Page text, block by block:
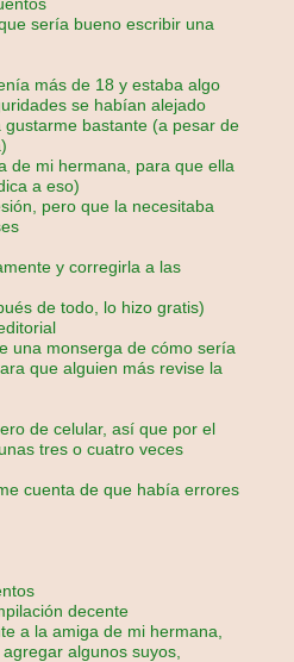
sería bueno escribir una
más de 18 y estaba algo
se habían alejado
bastante (a pesar de
de mi hermana, para que ella
a eso)
pero que la necesitaba
y corregirla a las
de todo, lo hizo gratis)
una monserga de cómo sería
que alguien más revise la
de celular, así que por el
tres o cuatro veces
cuenta de que había errores
decente
a la amiga de mi hermana,
algunos suyos,